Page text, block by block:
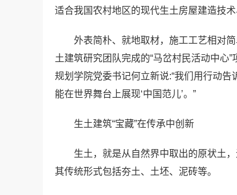
适合我国农村地区的现代生土房屋建造技
外表简朴、就地取材，施工工艺相对
土建筑研究团队完成的“马岔村民活动中心
规划学院党委书记何立新说:“我们用行动告
能在世界舞台上展现‘中国范儿’。”
生土建筑“宝藏”在传承中创新
生土，就是从自然界中取出的原状土
其传统形式包括夯土、土坯、泥砖等。